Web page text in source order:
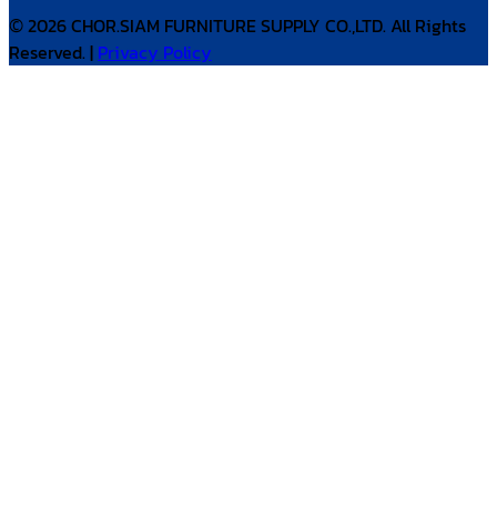
© 2026 CHOR.SIAM FURNITURE SUPPLY CO.,LTD. All Rights
Reserved. | Privacy Policy